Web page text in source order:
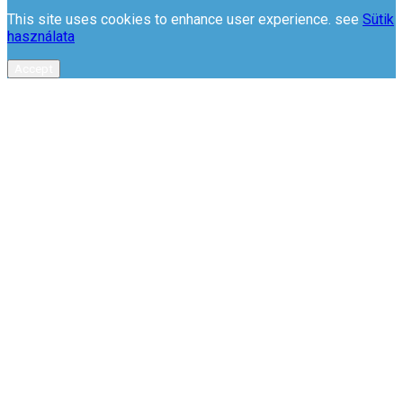
This site uses cookies to enhance user experience. see Sütik
használata